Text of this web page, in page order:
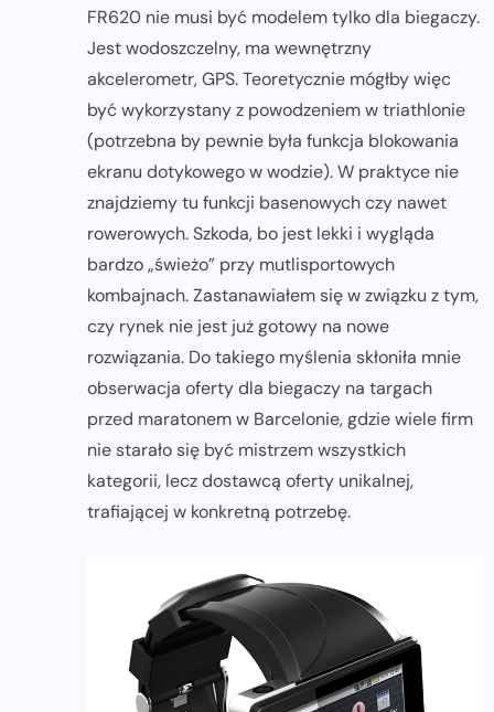
FR620 nie musi być modelem tylko dla biegaczy.
Jest wodoszczelny, ma wewnętrzny
akcelerometr, GPS. Teoretycznie mógłby więc
być wykorzystany z powodzeniem w triathlonie
(potrzebna by pewnie była funkcja blokowania
ekranu dotykowego w wodzie). W praktyce nie
znajdziemy tu funkcji basenowych czy nawet
rowerowych. Szkoda, bo jest lekki i wygląda
bardzo „świeżo” przy mutlisportowych
kombajnach. Zastanawiałem się w związku z tym,
czy rynek nie jest już gotowy na nowe
rozwiązania. Do takiego myślenia skłoniła mnie
obserwacja oferty dla biegaczy na targach
przed maratonem w Barcelonie, gdzie wiele firm
nie starało się być mistrzem wszystkich
kategorii, lecz dostawcą oferty unikalnej,
trafiającej w konkretną potrzebę.